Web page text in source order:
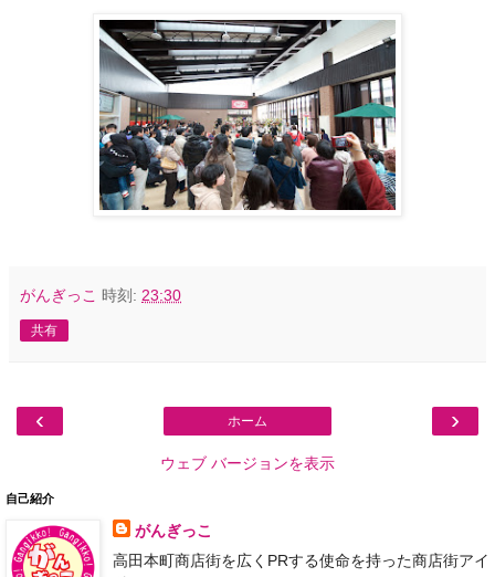
がんぎっこ 時刻: 23:30
共有
‹ ›
ホーム
ウェブ バージョンを表示
自己紹介
がんぎっこ
高田本町商店街を広くPRする使命を持った商店街アイ